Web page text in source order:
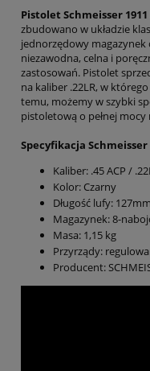
Pistolet Schmeisser 1911
zbudowano w układzie
jednorzędowy
niezawodna, celna i
zastosowań. Pistolet
na kaliber .22LR, w
temu, możemy w szybki
pistoletową o pełnej
Specyfikacja Schmeisser
Kaliber: .45 ACP /
Kolor: Czarny
Długość lufy:
Magazynek: 8-
Masa: 1,15 kg
Przyrządy:
Producent: